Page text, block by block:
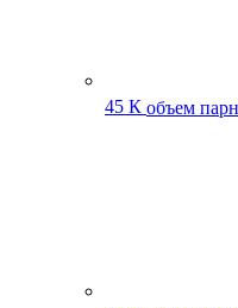
45 К объем